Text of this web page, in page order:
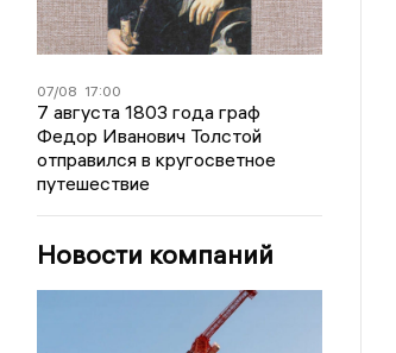
07/08 17:00
7 августа 1803 года граф
Федор Иванович Толстой
отправился в кругосветное
путешествие
Новости компаний